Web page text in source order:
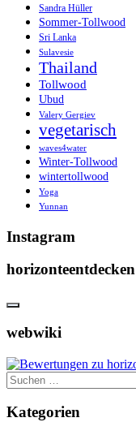
Sandra Hüller
Sommer-Tollwood
Sri Lanka
Sulavesie
Thailand
Tollwood
Ubud
Valery Gergiev
vegetarisch
waves4water
Winter-Tollwood
wintertollwood
Yoga
Yunnan
Instagram
horizonteentdecken
webwiki
Suchen
nach:
Kategorien